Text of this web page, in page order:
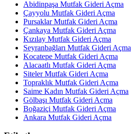
Abidinpaşa Mutfak Gideri Açma
Çayyolu Mutfak Gideri Açma
Pursaklar Mutfak Gideri Açma
Çankaya Mutfak Gideri Açma
Kızılay Mutfak Gideri Açma
Seyranbağları Mutfak Gideri Açma
Kocatepe Mutfak Gideri Açma
Alacaatlı Mutfak Gideri Açma
Siteler Mutfak Gideri Açma
Topraklık Mutfak Gideri Açma
Saime Kadın Mutfak Gideri Açma
Gölbaşı Mutfak Gideri Açma
Boğaziçi Mutfak Gideri Açma
Ankara Mutfak Gideri Açma